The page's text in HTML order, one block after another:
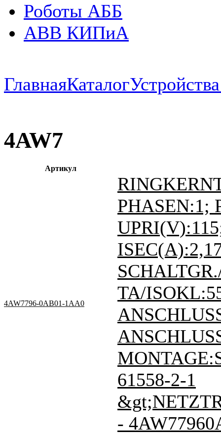
Роботы АББ
ABB КИПиА
ГлавнаяКаталог
4AW7
Артикул
4AW7796-0AB01-1AA0
PHASEN:1;
TA/
61558-2-1
-